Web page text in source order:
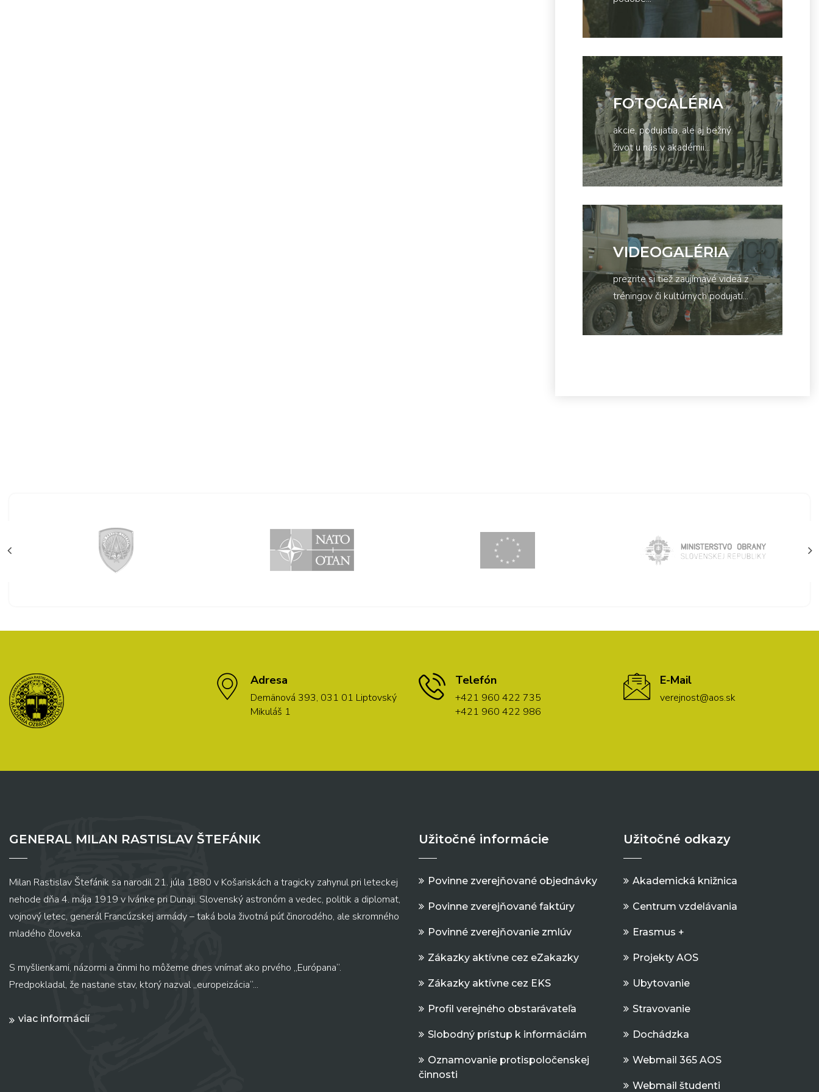
FOTOGALÉRIA
akcie, podujatia, ale aj bežný
život u nás v akadémii...
VIDEOGALÉRIA
prezrite si tiež zaujímavé videá z
tréningov či kultúrnych podujatí...
Adresa
Demänová 393, 031 01 Liptovský
Mikuláš 1
Telefón
+421 960 422 735
+421 960 422 986
E-Mail
verejnost@aos.sk
GENERAL MILAN RASTISLAV ŠTEFÁNIK
Milan Rastislav Štefánik sa narodil 21. júla 1880 v Košariskách a tragicky zahynul pri leteckej
nehode dňa 4. mája 1919 v Ivánke pri Dunaji. Slovenský astronóm a vedec, politik a diplomat,
vojnový letec, generál Francúzskej armády – taká bola životná púť činorodého, ale skromného
mladého človeka.
S myšlienkami, názormi a činmi ho môžeme dnes vnímať ako prvého „Európana“.
Predpokladal, že nastane stav, ktorý nazval „europeizácia“...
viac informácií
Užitočné informácie
Povinne zverejňované objednávky
Povinne zverejňované faktúry
Povinné zverejňovanie zmlúv
Zákazky aktívne cez eZakazky
Zákazky aktívne cez EKS
Profil verejného obstarávateľa
Slobodný prístup k informáciám
Oznamovanie protispoločenskej
činnosti
Užitočné odkazy
Akademická knižnica
Centrum vzdelávania
Erasmus +
Projekty AOS
Ubytovanie
Stravovanie
Dochádzka
Webmail 365 AOS
Webmail študenti